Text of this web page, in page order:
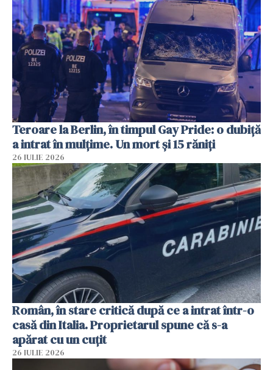
Teroare la Berlin, în timpul Gay Pride: o dubiță
a intrat în mulțime. Un mort și 15 răniți
26 IULIE 2026
Român, în stare critică după ce a intrat într-o
casă din Italia. Proprietarul spune că s-a
apărat cu un cuțit
26 IULIE 2026